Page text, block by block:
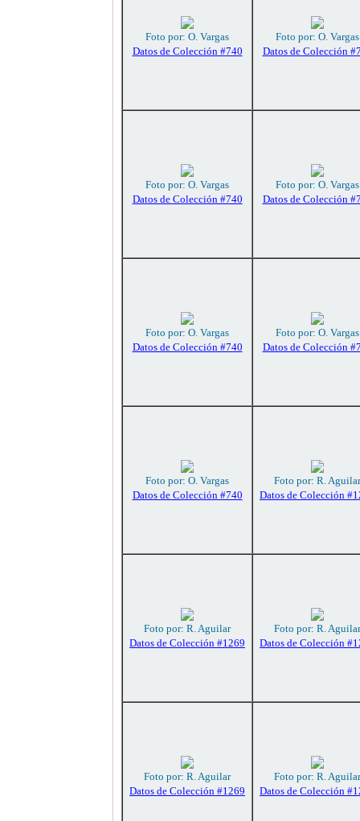
Foto por: O. Vargas
Datos de Colección #740
Foto por: O. Vargas
Datos de Colección
Foto por: O. Vargas
Datos de Colección #740
Foto por: O. Vargas
Datos de Colección
Foto por: O. Vargas
Datos de Colección #740
Foto por: O. Vargas
Datos de Colección
Foto por: O. Vargas
Datos de Colección #740
Foto por: R. Aguilar
Datos de Colección
Foto por: R. Aguilar
Datos de Colección #1269
Foto por: R. Aguilar
Datos de Colección
Foto por: R. Aguilar
Datos de Colección #1269
Foto por: R. Aguilar
Datos de Colección